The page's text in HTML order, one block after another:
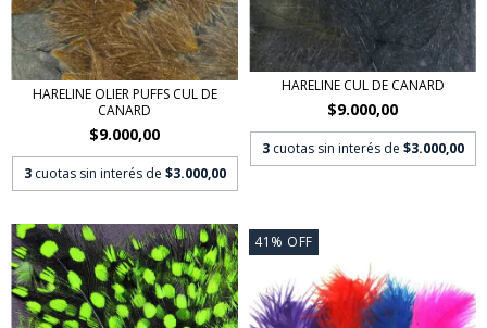
HARELINE OLIER PUFFS CUL DE
CANARD
$9.000,00
3 cuotas sin interés de $3.000,00
HARELINE CUL DE CANARD
$9.000,00
3 cuotas sin interés de $3.000,00
41 % OFF